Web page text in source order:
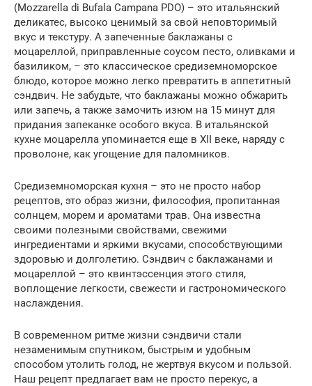
(Mozzarella di Bufala Campana PDO) – это итальянский
деликатес, высоко ценимый за свой неповторимый
вкус и текстуру. А запеченные баклажаны с
моцареллой, приправленные соусом песто, оливками и
базиликом, – это классическое средиземноморское
блюдо, которое можно легко превратить в аппетитный
сэндвич. Не забудьте, что баклажаны можно обжарить
или запечь, а также замочить изюм на 15 минут для
придания запеканке особого вкуса. В итальянской
кухне моцарелла упоминается еще в XII веке, наряду с
проволоне, как угощение для паломников.
Средиземноморская кухня – это не просто набор
рецептов, это образ жизни, философия, пропитанная
солнцем, морем и ароматами трав. Она известна
своими полезными свойствами, свежими
ингредиентами и яркими вкусами, способствующими
здоровью и долголетию. Сэндвич с баклажанами и
моцареллой – это квинтэссенция этого стиля,
воплощение легкости, свежести и гастрономического
наслаждения.
В современном ритме жизни сэндвичи стали
незаменимым спутником, быстрым и удобным
способом утолить голод, не жертвуя вкусом и пользой.
Наш рецепт предлагает вам не просто перекус, а